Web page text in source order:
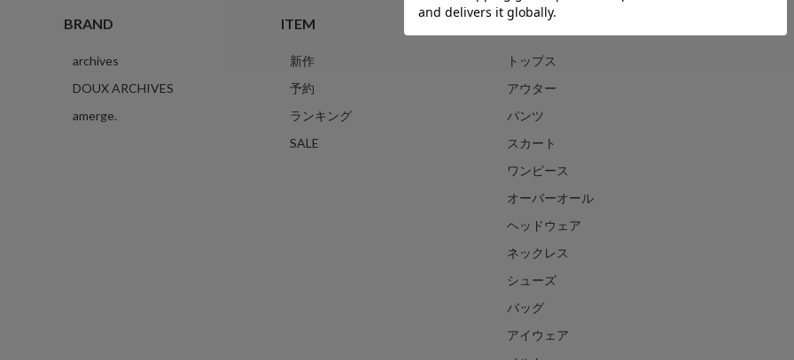
BRAND
archives
DOUX ARCHIVES
amerge.
ITEM
新作
予約
ランキング
SALE
CATEGORY
トップス
アウター
パンツ
スカート
ワンピース
オーバーオール
ヘッドウェア
ネックレス
シューズ
バッグ
アイウェア